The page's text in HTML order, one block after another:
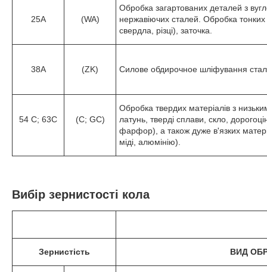
25A (WA)
Обробка загартованих деталей з
нержавіючих сталей. Обробка тонких
свердла, різці), заточка.
38A (ZK) Силове обдирочное шліфування
54 C; 63C (C; GC)
Обробка твердих матеріалів з
латунь, тверді сплави, скло,
фарфор), а також дуже в'язких
міді, алюмінію).
Вибір зернистості кола
Зернистість ВИД